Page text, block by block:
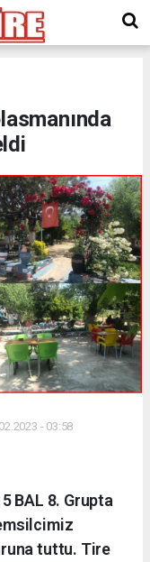
- 03:58
BAL 8. Grupta
tuttu. Tire